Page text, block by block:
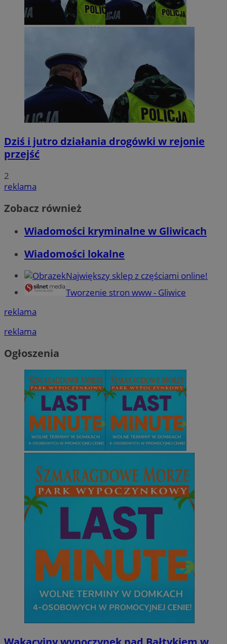
Dziś i jutro działania drogówki w rejonie
przejść
2
reklama
Zobacz również
Wiadomości kryminalne w Gliwicach
Wiadomości lokalne
Największy sklep z częściami online!
Tworzenie stron www - Gliwice
reklama
reklama
Ogłoszenia